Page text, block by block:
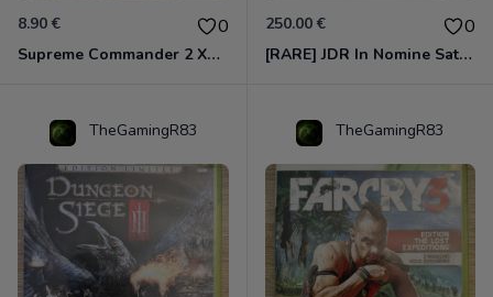
8.90 € 0
Supreme Commander 2 Xbox 360
250.00 € 0
[RARE] JDR In Nomine Satanis / Magna Veritas – 1ère Édition BOÎTE (DOS BLANC, 1989) - CROC / Siroz
TheGamingR83 TheGamingR83